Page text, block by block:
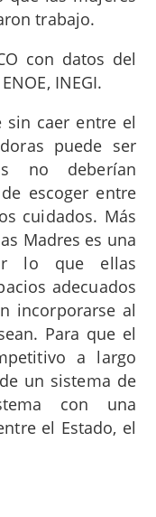
trabajo.
con datos del
INEGI.
sin caer entre el
puede ser
no deberían
escoger entre
cuidados. Más
Madres es una
lo que ellas
adecuados
incorporarse al
Para que el
a largo
un sistema de
con una
el Estado, el